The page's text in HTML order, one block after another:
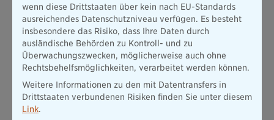
Oberbrandmeister/-in und Hauptbrandmeister/-in:
Brandmeister und Brandmeisterinnen sind dafür geeignet,
sich durch gezielte Lehrgänge zum Oberbrandmeister/zur
Oberbrandmeisterin und anschließend zum
Hauptbrandmeister/zur Hauptbrandmeisterin zu
qualifizieren.
Feuerwehrgerätewart/-in: Eine weitere Möglichkeit besteht
darin, sich zum Feuerwehrgerätewart/zur
wenn diese Drittstaaten über kein nach EU-Standards
ausreichendes Datenschutzniveau verfügen. Es besteht
insbesondere das Risiko, dass Ihre Daten durch
ausländische Behörden zu Kontroll- und zu
Überwachungszwecken, möglicherweise auch ohne
Rechtsbehelfsmöglichkeiten, verarbeitet werden können.
Weitere Informationen zu den mit Datentransfers in
Drittstaaten verbundenen Risiken finden Sie unter diesem
Link.